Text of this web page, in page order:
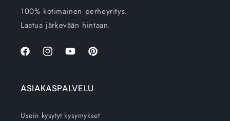
100% kotimainen perheyritys.
Laatua järkevään hintaan.
FacebookInstagramYouTubePinterest
ASIAKASPALVELU
Usein kysytyt kysymykset